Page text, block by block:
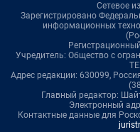
Сетевое
Зарегистрировано
информационных
Учредитель: Общество с
Адрес редакции: 630099,
Главный редактор:
Электронный
Контактные данные для